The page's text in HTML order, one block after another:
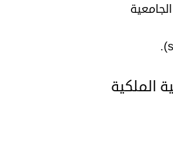
الملكية